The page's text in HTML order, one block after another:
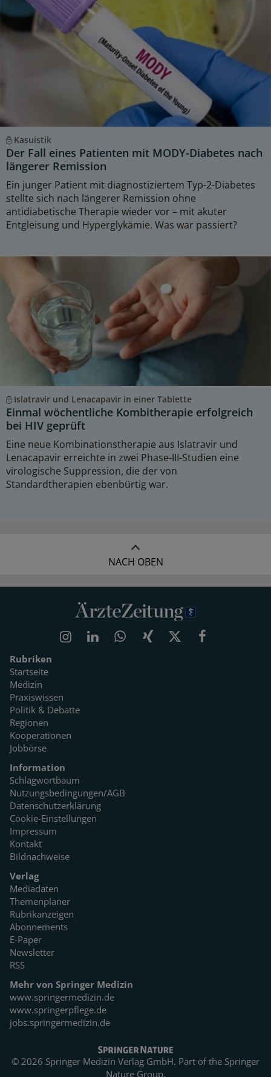
Kasuistik
Der Fall eines Patienten mit MODY-Diabetes nach
längerer Remission
Ein junger Patient mit diagnostiziertem Typ-2-Diabetes
stellte sich nach längerer Remission ohne
antidiabetische Therapie wieder vor – mit akuter
Entgleisung und Hyperglykämie. Was war passiert?
Islatravir und Lenacapavir in einer Tablette
Einmal wöchentliche Kombitherapie erfolgreich
bei HIV geprüft
Eine neue Kombinationstherapie aus Islatravir und
Lenacapavir erreichte in zwei Phase-III-Studien eine
virologische Suppression, die der von
Standardtherapien ebenbürtig war.
NACH OBEN
Rubriken
Startseite
Medizin
Praxiswissen
Politik & Debatte
Regionen
Kooperationen
Jobbörse
Information
Schlagwortbaum
Nutzungsbedingungen/AGB
Datenschutzerklärung
Cookie-Einstellungen
Impressum
Kontakt
Bildnachweise
Verlag
Mediadaten
Themenplaner
Rubrikanzeigen
Abonnements
E-Paper
Newsletter
RSS
Mehr von Springer Medizin
www.springermedizin.de
www.springerpflege.de
jobs.springermedizin.de
© 2026 Springer Medizin Verlag GmbH. Part of the Springer
Nature Group.